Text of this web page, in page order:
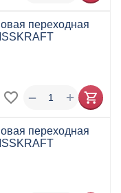
переходная
+
−
переходная